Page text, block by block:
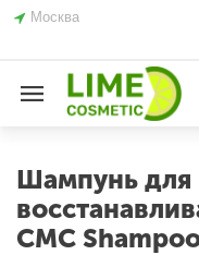
Москва
Шампунь для
CMC